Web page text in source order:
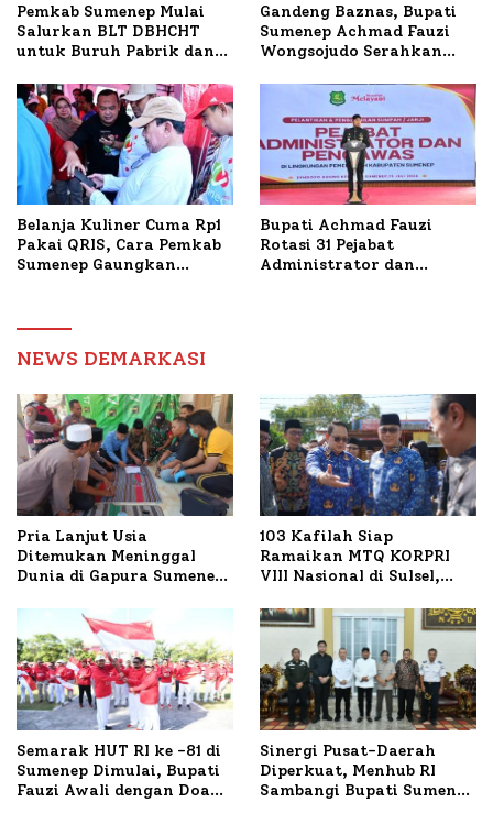
Pemkab Sumenep Mulai
Salurkan BLT DBHCHT
untuk Buruh Pabrik dan
Gandeng Baznas, Bupati
Sumenep Achmad Fauzi
Wongsojudo Serahkan
Dua Kecamatan
Belanja Kuliner Cuma Rp1
Pakai QRIS, Cara Pemkab
Sumenep Gaungkan
Bupati Achmad Fauzi
Rotasi 31 Pejabat
Administrator dan
NEWS DEMARKASI
Pria Lanjut Usia
Ditemukan Meninggal
Dunia di Gapura Sumenep,
103 Kafilah Siap
Ramaikan MTQ KORPRI
VIII Nasional di Sulsel,
Semarak HUT RI ke -81 di
Sumenep Dimulai, Bupati
Fauzi Awali dengan Doa
Sinergi Pusat-Daerah
Diperkuat, Menhub RI
Sambangi Bupati Sumenep